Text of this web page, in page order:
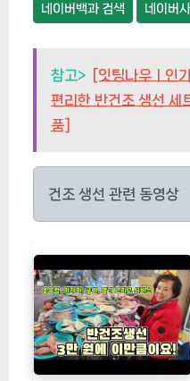
네이버백과 검색 네이버
참고> [잇팅나우ㅣ인
편리한 반건조 생선
품]
건조 생선 관련 동영상